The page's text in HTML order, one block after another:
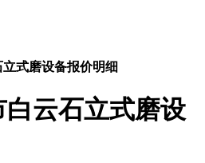
式磨设备报价明细
云石立式磨设